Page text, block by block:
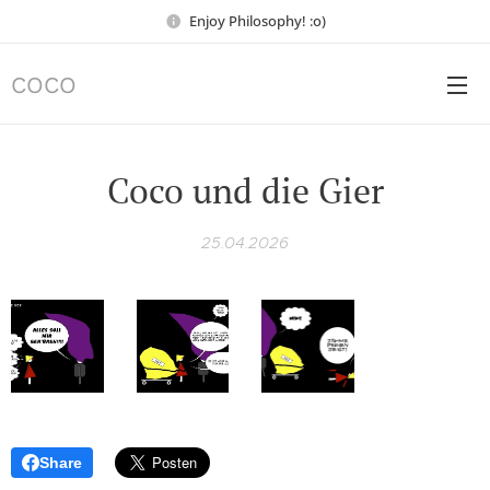
Enjoy Philosophy! :o)
COCO
Coco und die Gier
25.04.2026
Share